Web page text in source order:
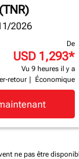
2026
De
USD 1,293*
Vu 9 heures il y a
retour
Économique
ne pas être